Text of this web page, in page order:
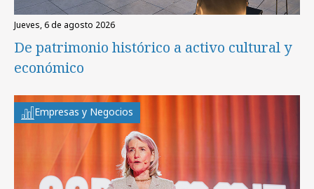
jueves, 6 de agosto 2026
De patrimonio histórico a activo cultural y
económico
Empresas y Negocios